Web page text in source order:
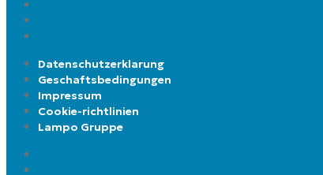
Datenschutzerklarung
Geschaftsbedingungen
Impressum
Cookie-richtlinien
Lampo Gruppe